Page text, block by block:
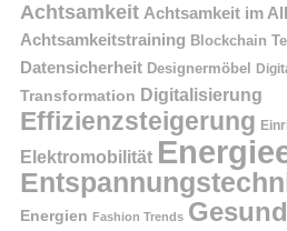
Achtsamkeit Achtsamkeit im
Achtsamkeitstraining Blockchain
Datensicherheit Designermöbel
Transformation Digitalisierung
Effizienzsteigerung
Elektromobilität
Energien Fashion Trends